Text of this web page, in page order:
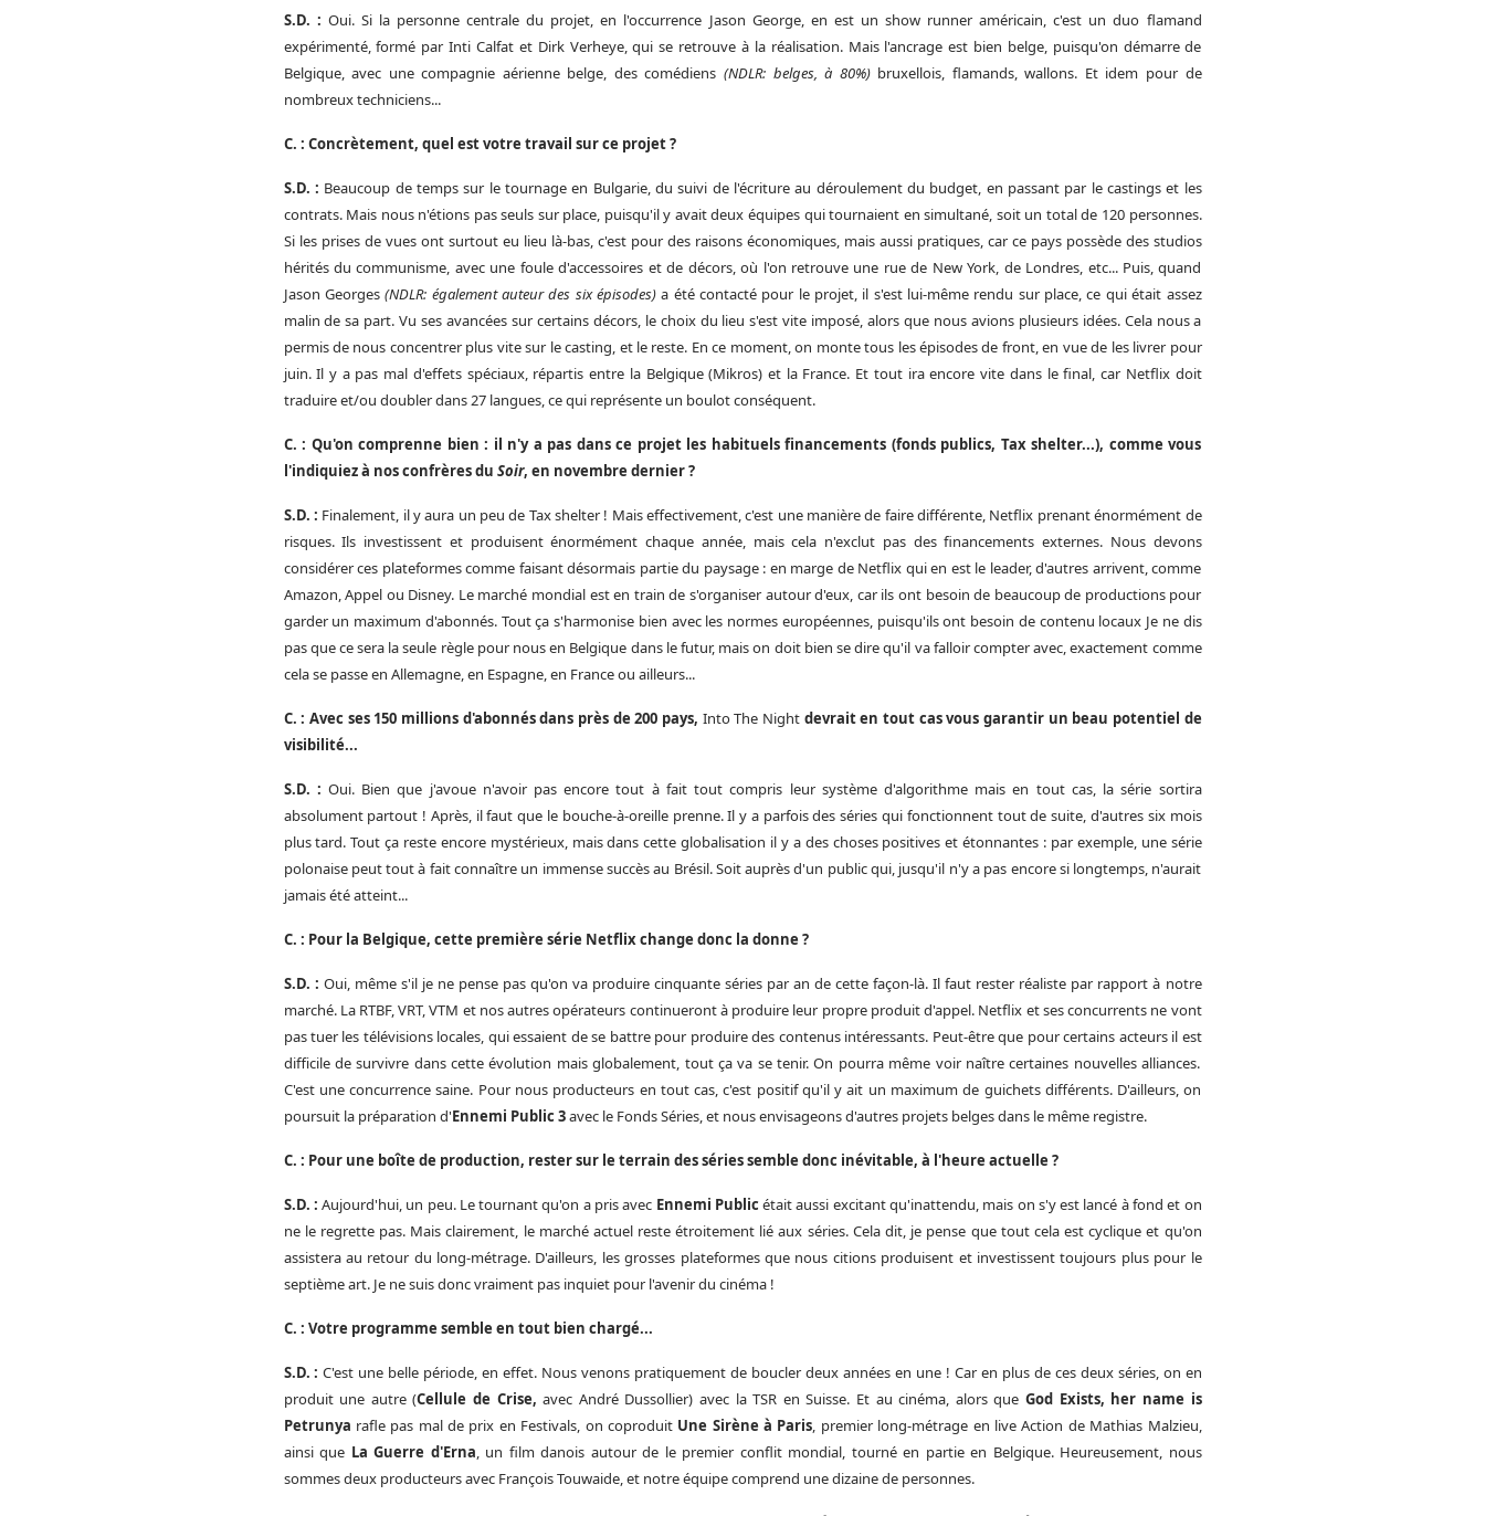
S.D. : Oui. Si la personne centrale du projet, en l'occurrence Jason George, en est un show runner américain, c'est un duo flamand
expérimenté, formé par Inti Calfat et Dirk Verheye, qui se retrouve à la réalisation. Mais l'ancrage est bien belge, puisqu'on démarre de
Belgique, avec une compagnie aérienne belge, des comédiens (NDLR: belges, à 80%)bruxellois, flamands, wallons. Et idem pour de
nombreux techniciens...
C. : Concrètement, quel est votre travail sur ce projet ?
S.D. : Beaucoup de temps sur le tournage en Bulgarie, du suivi de l'écriture au déroulement du budget, en passant par le castings et les
contrats. Mais nous n'étions pas seuls sur place, puisqu'il y avait deux équipes qui tournaient en simultané, soit un total de 120 personnes.
Si les prises de vues ont surtout eu lieu là-bas, c'est pour des raisons économiques, mais aussi pratiques, car ce payspossède des studios
hérités du communisme, avec une foule d'accessoires et de décors, où l'on retrouve une rue de New York, de Londres, etc... Puis, quand
Jason Georges(NDLR: également auteur des six épisodes)a été contacté pour le projet, il s'est lui-même rendu sur place, ce qui était assez
malin de sa part. Vu ses avancées sur certains décors, le choix du lieu s'est vite imposé, alors que nous avions plusieurs idées. Cela nous a
permis de nous concentrer plus vite sur le casting, et le reste. En ce moment, on monte tous les épisodes de front, en vue de les livrer pour
juin. Il y a pas mal d'effets spéciaux, répartis entre la Belgique (Mikros) et la France. Et tout ira encore vite dans le final, car Netflix doit
traduire et/ou doubler dans 27 langues, ce qui représente un boulot conséquent.
C. : Qu'on comprenne bien : il n'y a pas dans ce projet les habituels financements (fonds publics, Tax shelter...), comme vous
l'indiquiez à nos confrères du Soir, en novembre dernier ?
S.D. : Finalement, il y aura un peu de Tax shelter ! Mais effectivement, c'est une manière de faire différente, Netflix prenant énormément de
risques. Ils investissent et produisent énormément chaque année, mais cela n'exclut pas des financements externes. Nous devons
considérer ces plateformes comme faisant désormais partie du paysage : en marge de Netflix qui en est le leader, d'autres arrivent, comme
Amazon, Appel ou Disney. Le marché mondial est en train de s'organiser autour d'eux, car ils ont besoin de beaucoup de productions pour
garder un maximum d'abonnés. Tout ça s'harmonise bien avec les normes européennes, puisqu'ils ont besoin de contenu locaux Je ne dis
pas que ce sera la seule règle pour nous en Belgique dans le futur, mais on doit bien se dire qu'il va falloir compter avec, exactement comme
cela se passe en Allemagne, en Espagne, en France ou ailleurs...
C. : Avec ses 150 millions d'abonnés dans près de 200 pays, Into The Nightdevrait en tout cas vous garantir un beau potentiel de
visibilité...
S.D. : Oui. Bien que j'avoue n'avoir pas encore tout à fait tout compris leur système d'algorithme mais en tout cas, la série sortira
absolument partout ! Après, il faut que le bouche-à-oreille prenne. Il y a parfois des séries qui fonctionnent tout de suite, d'autres six mois
plus tard. Tout ça reste encore mystérieux, mais dans cette globalisation il y a des choses positives et étonnantes : par exemple, une série
polonaise peut tout à fait connaître un immense succès au Brésil. Soit auprès d'un public qui, jusqu'il n'y a pas encore si longtemps, n'aurait
jamais été atteint...
C. : Pour la Belgique, cette première série Netflix change donc la donne ?
S.D. : Oui, même s'il je ne pense pas qu'on va produire cinquante séries par an de cette façon-là. Il faut rester réaliste par rapport à notre
marché. La RTBF, VRT, VTM et nos autres opérateurs continueront à produire leur propre produit d'appel. Netflix et ses concurrents ne vont
pas tuer les télévisions locales, qui essaient de se battre pour produire des contenus intéressants. Peut-être que pour certains acteurs il est
difficile de survivre dans cette évolution mais globalement, tout ça va se tenir. On pourra même voir naître certaines nouvelles alliances.
C'est une concurrence saine. Pour nous producteurs en tout cas, c'est positif qu'il y ait un maximum de guichets différents. D'ailleurs, on
poursuit la préparation d'Ennemi Public 3avec le Fonds Séries, et nous envisageons d'autres projets belges dans le même registre.
C. : Pour une boîte de production, rester sur le terrain des séries semble donc inévitable, à l'heure actuelle ?
S.D. :Aujourd'hui, un peu. Le tournant qu'on a pris avec Ennemi Public était aussi excitant qu'inattendu, mais on s'y est lancé à fond et on
ne le regrette pas. Mais clairement, le marché actuel reste étroitement lié aux séries. Cela dit, je pense que tout cela est cyclique et qu'on
assistera au retour du long-métrage. D'ailleurs, les grosses plateformes que nous citions produisent et investissent toujours plus pour le
septième art. Je ne suis donc vraiment pas inquiet pour l'avenir du cinéma !
C. : Votre programme semble en tout bien chargé...
S.D. : C'est une belle période, en effet. Nous venons pratiquement de boucler deux années en une ! Car en plus de ces deux séries, on en
produit une autre (Cellule de Crise,avec André Dussollier) avec la TSR en Suisse. Et au cinéma, alors queGod Exists, her name is
Petrunya rafle pas mal de prix en Festivals, on coproduit Une Sirène à Paris, premier long-métrage en live Action de Mathias Malzieu,
ainsi que La Guerre d'Erna, un film danois autour de le premier conflit mondial, tourné en partie en Belgique. Heureusement, nous
sommes deux producteurs avec François Touwaide, et notre équipe comprend une dizaine de personnes.